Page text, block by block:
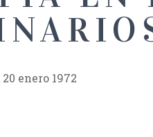
enero 1972